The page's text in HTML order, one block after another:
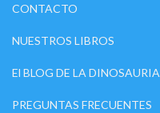
CONTACTO
NUESTROS LIBROS
El BLOG DE LA DINOSAURIA
PREGUNTAS FRECUENTES